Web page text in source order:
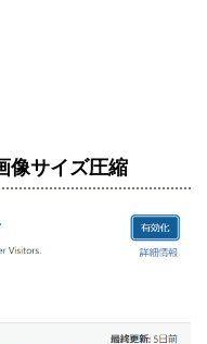
像サイズ圧縮